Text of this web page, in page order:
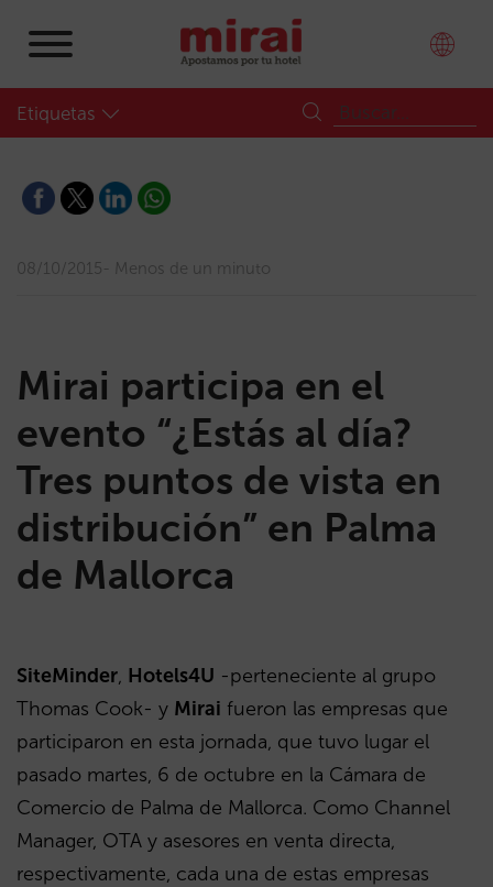
Etiquetas
08/10/2015 Menos de un minuto
Mirai participa en el
evento “¿Estás al día?
Tres puntos de vista en
distribución” en Palma
de Mallorca
SiteMinder, Hotels4U -perteneciente al grupo
Thomas Cook- y Mirai fueron las empresas que
participaron en esta jornada, que tuvo lugar el
pasado martes, 6 de octubre en la Cámara de
Comercio de Palma de Mallorca. Como Channel
Manager, OTA y asesores en venta directa,
respectivamente, cada una de estas empresas